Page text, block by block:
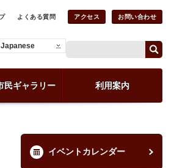
よくある質問 アクセス お問い合わせ
Japanese
民ギャラリー 利用案内
イベントカレンダー